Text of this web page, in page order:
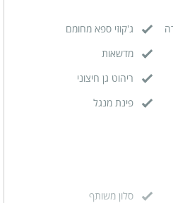
ג'קוזי ספא מחומם
מדשאות
ריהוט גן חיצוני
פינת מנגל
סלון משותף